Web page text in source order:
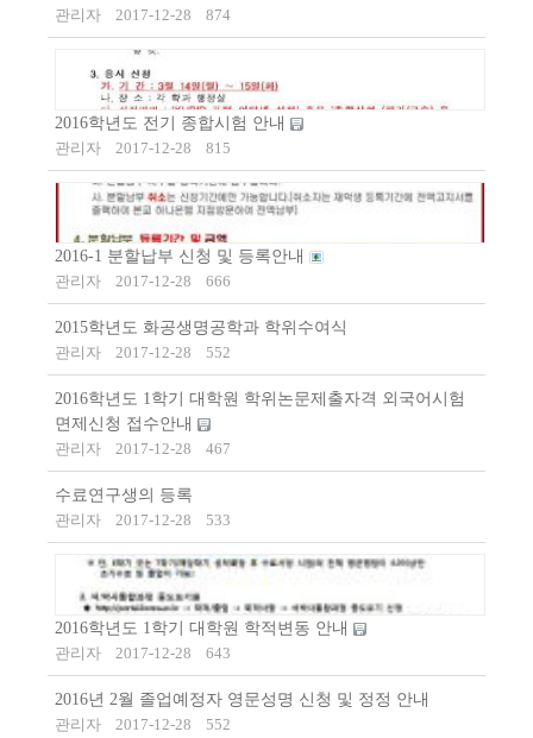
관리자
2017-12-28 874
2016학년도 전기 종합시험 안내
관리자
2017-12-28 815
2016-1 분할납부 신청 및 등록안내
관리자
2017-12-28 666
2015학년도 화공생명공학과 학위수여식
관리자
2017-12-28 552
2016학년도 1학기 대학원 학위논문제출자격 외국어시험
면제신청 접수안내
관리자
2017-12-28 467
수료연구생의 등록
관리자
2017-12-28 533
2016학년도 1학기 대학원 학적변동 안내
관리자
2017-12-28 643
2016년 2월 졸업예정자 영문성명 신청 및 정정 안내
관리자
2017-12-28 552